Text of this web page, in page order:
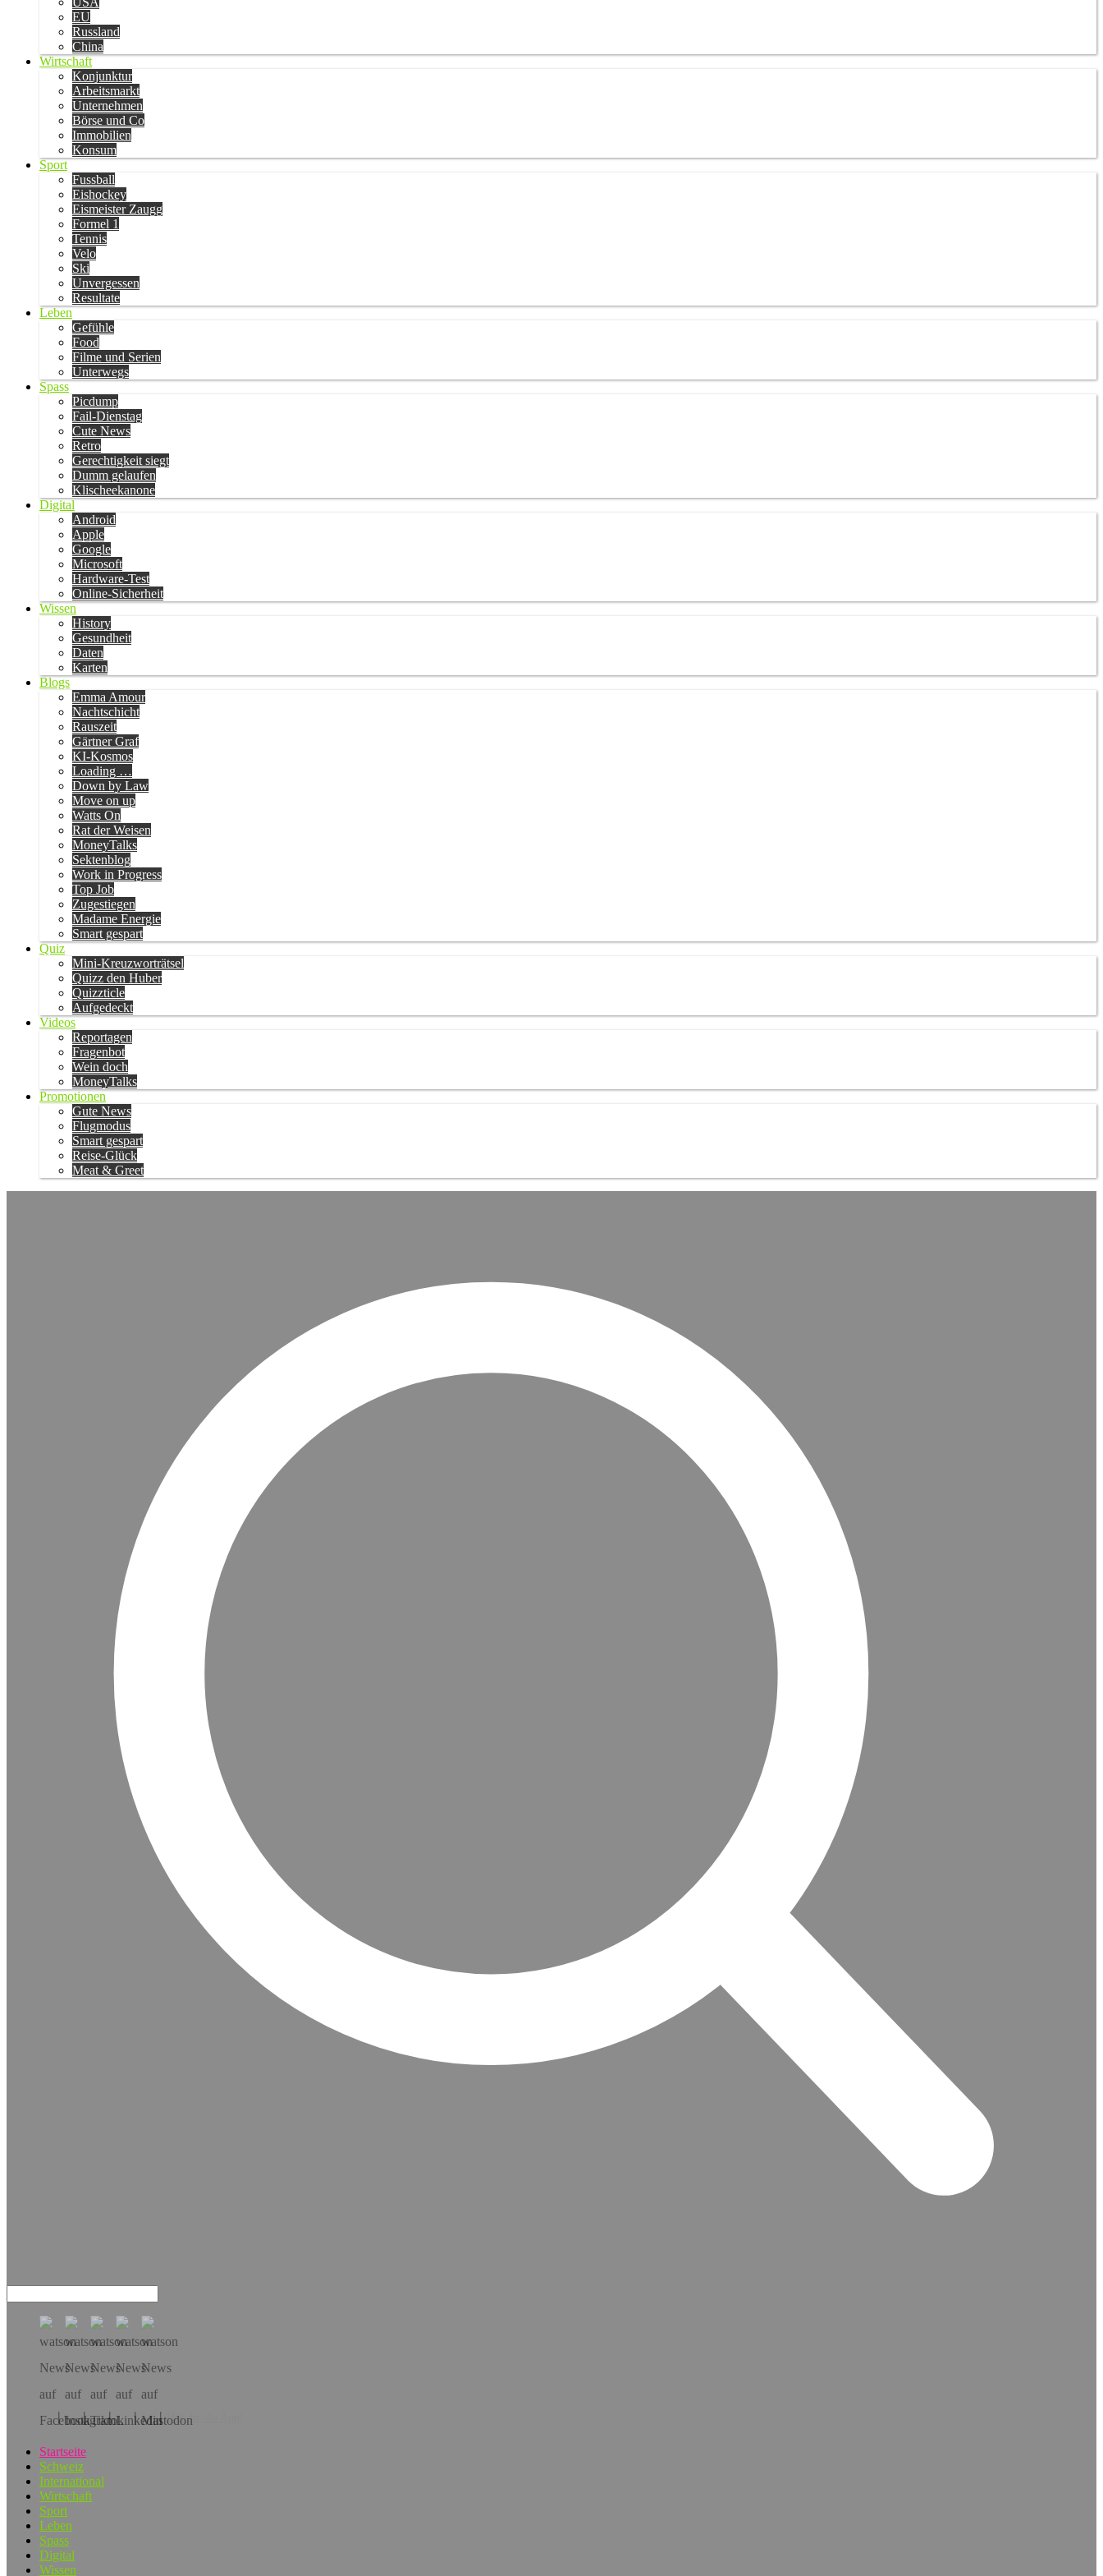
EU
Russland
China
Wirtschaft
Konjunktur
Arbeitsmarkt
Unternehmen
Börse und Co
Immobilien
Konsum
Sport
Fussball
Eishockey
Eismeister Zaugg
Formel 1
Tennis
Velo
Ski
Unvergessen
Resultate
Leben
Gefühle
Food
Filme und Serien
Unterwegs
Spass
Picdump
Fail-Dienstag
Cute News
Retro
Gerechtigkeit siegt
Dumm gelaufen
Klischeekanone
Digital
Android
Apple
Google
Microsoft
Hardware-Test
Online-Sicherheit
Wissen
History
Gesundheit
Daten
Karten
Blogs
Emma Amour
Nachtschicht
Rauszeit
Gärtner Graf
KI-Kosmos
Loading …
Down by Law
Move on up
Watts On
Rat der Weisen
MoneyTalks
Sektenblog
Work in Progress
Top Job
Zugestiegen
Madame Energie
Smart gespart
Quiz
Mini-Kreuzworträtsel
Quizz den Huber
Quizzticle
Aufgedeckt
Videos
Reportagen
Fragenbot
Wein doch
MoneyTalks
Promotionen
Gute News
Flugmodus
Smart gespart
Reise-Glück
Meat & Greet
Hol dir die App!
Startseite
Schweiz
International
Wirtschaft
Sport
Leben
Spass
Digital
Wissen